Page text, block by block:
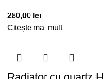
280,00 lei
Citește mai mult